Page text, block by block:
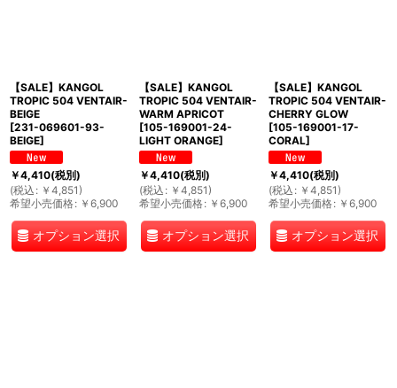
【SALE】KANGOL
TROPIC 504 VENTAIR-
BEIGE
[231-069601-93-
BEIGE]
￥4,410(税別)
(税込 : ￥ 4,851)
希望小売価格: ￥ 6,900
オプション選択
【SALE】KANGOL
TROPIC 504 VENTAIR-
WARM APRICOT
[105-169001-24-
LIGHT ORANGE]
￥4,410(税別)
(税込 : ￥ 4,851)
希望小売価格: ￥ 6,900
オプション選択
【SALE】KANGOL
TROPIC 504 VENTAIR-
CHERRY GLOW
[105-169001-17-
CORAL]
￥4,410(税別)
(税込 : ￥ 4,851)
希望小売価格: ￥ 6,900
オプション選択